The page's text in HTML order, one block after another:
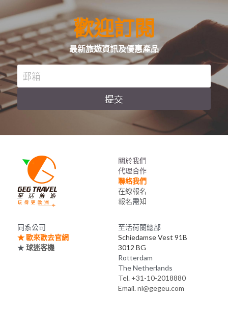
歡迎訂閱
最新旅遊資訊及優惠產品
郵箱
提交
關於我們
代理合作
聯絡我們
在線報名
報名需知
同系公司
★ 歐來歐去官網
★ 球迷客機
至活荷蘭總部
Schiedamse Vest 91B
3012 BG
Rotterdam
The Netherlands
Tel. +31-10-2018880
Email. nl@gegeu.com